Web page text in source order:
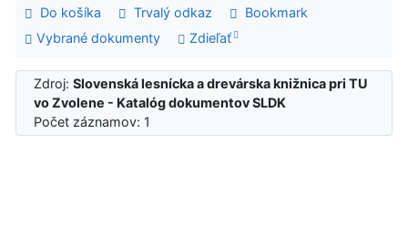
Do košíka Trvalý odkaz
Bookmark
Vybrané dokumenty
Zdieľať
Zdroj:Slovenská lesnícka a drevárska knižnica pri TU
vo Zvolene - Katalóg dokumentov SLDK
Počet záznamov: 1